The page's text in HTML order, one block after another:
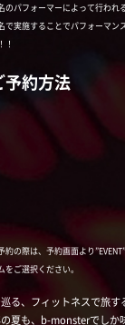
のパフォーマーによって行われ
で実施することでパフォーマン
！
予約方法
約の際は、予約画面より
をご選択ください。
る、フィットネスで旅す
夏も、b-monsterでしか